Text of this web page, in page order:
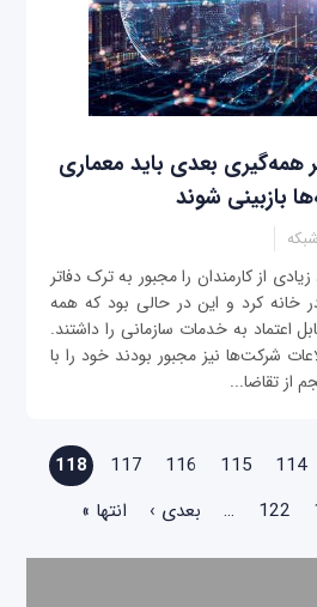
همه‌گیری بعدی باید معماری
بازبینی شوند
از کارمندان را مجبور به ترک دفاتر
خانه کرد و این در حالی بود که همه
اعتماد به خدمات سازمانی را داشتند.
شرکت‌ها نیز مجبور بودند خود را با
از تقاضا...
114
115
116
117
118
122
… بعدی › انتها »